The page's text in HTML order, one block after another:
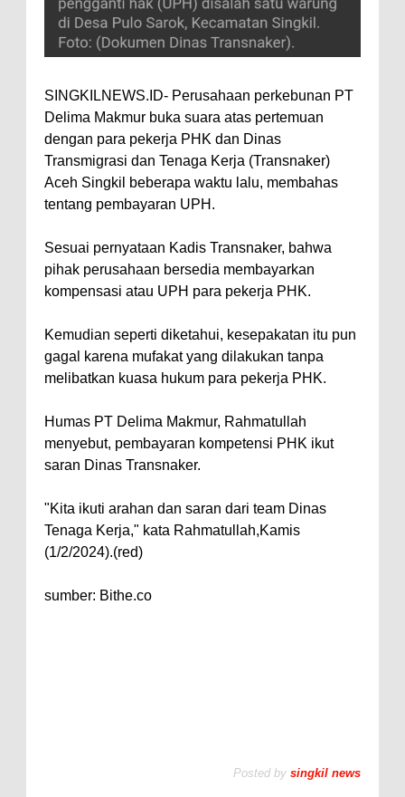
SINGKILNEWS.ID- Perusahaan perkebunan PT
Delima Makmur buka suara atas pertemuan
dengan para pekerja PHK dan Dinas
Transmigrasi dan Tenaga Kerja (Transnaker)
Aceh Singkil beberapa waktu lalu, membahas
tentang pembayaran UPH.
Sesuai pernyataan Kadis Transnaker, bahwa
pihak perusahaan bersedia membayarkan
kompensasi atau UPH para pekerja PHK.
Kemudian seperti diketahui, kesepakatan itu pun
gagal karena mufakat yang dilakukan tanpa
melibatkan kuasa hukum para pekerja PHK.
Humas PT Delima Makmur, Rahmatullah
menyebut, pembayaran kompetensi PHK ikut
saran Dinas Transnaker.
"Kita ikuti arahan dan saran dari team Dinas
Tenaga Kerja," kata Rahmatullah,Kamis
(1/2/2024).(red)
sumber: Bithe.co
Posted by singkil news